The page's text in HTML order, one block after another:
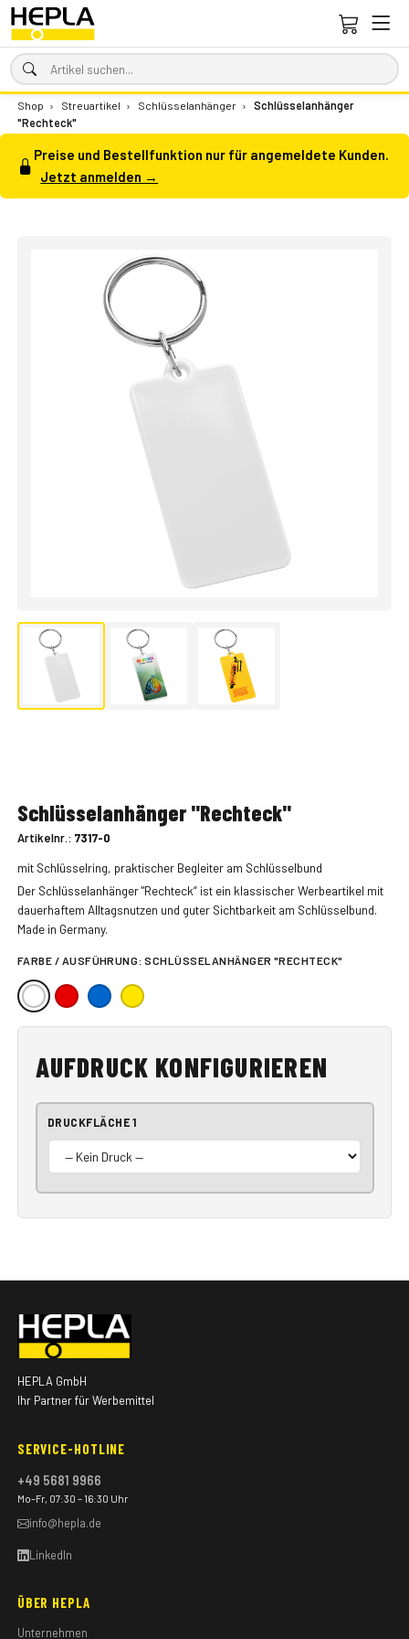
Shop › Streuartikel › Schlüsselanhänger ›
Schlüsselanhänger
"Rechteck"
Preise und Bestellfunktion nur für angemeldete Kunden.
Jetzt anmelden →
Schlüsselanhänger "Rechteck"
Artikelnr.: 7317-0
mit Schlüsselring, praktischer Begleiter am Schlüsselbund
Der Schlüsselanhänger "Rechteck“ ist ein klassischer Werbeartikel mit
dauerhaftem Alltagsnutzen und guter Sichtbarkeit am Schlüsselbund.
Made in Germany.
FARBE / AUSFÜHRUNG:SCHLÜSSELANHÄNGER "RECHTECK"
AUFDRUCK KONFIGURIEREN
DRUCKFLÄCHE 1
HEPLA GmbH
Ihr Partner für Werbemittel
SERVICE-HOTLINE
+49 5681 9966
Mo–Fr, 07:30 – 16:30 Uhr
info@hepla.de
LinkedIn
ÜBER HEPLA
Unternehmen